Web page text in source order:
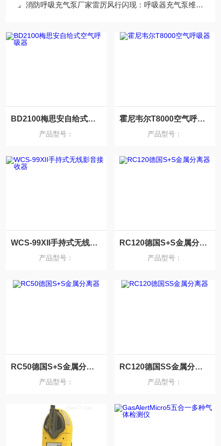
消防呼吸充气泵厂家雷厉风行闪现：呼吸器充气泵维保机构
BD2100梅思安自给式空气呼吸器
产品型号：
霍尼韦尔T8000空气呼吸器
产品型号：
WCS-99XII手持式无线影音接收器
产品型号：
RC120德国S+S金属分离器
产品型号：
RC50德国S+S金属分离器
产品型号：
RC120德国SS金属分离器
产品型号：